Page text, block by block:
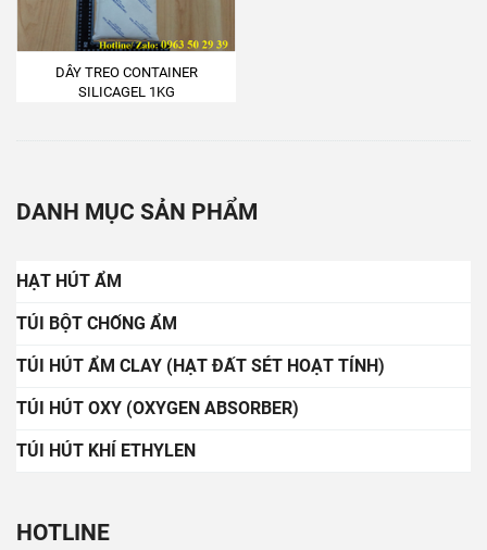
DÂY TREO CONTAINER
SILICAGEL 1KG
DANH MỤC SẢN PHẨM
HẠT HÚT ẨM
TÚI BỘT CHỐNG ẨM
TÚI HÚT ẨM CLAY (HẠT ĐẤT SÉT HOẠT TÍNH)
TÚI HÚT OXY (OXYGEN ABSORBER)
TÚI HÚT KHÍ ETHYLEN
HOTLINE